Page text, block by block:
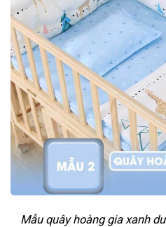
Mẫu quây hoàng gia xanh